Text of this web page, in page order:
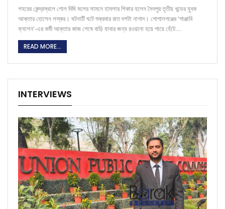
শহরের কেন্দ্রস্থলে গোল দিঘি মলের সামনে হামলার শিকার হলেন সৈদপুর তৃতীয় খন্ডের যুবক
আক্তার হোসেন লস্কর। ঘটনাটি ঘটে শুক্রবার রাত দশটা নাগাদ। গোপালগঞ্জের 'পাঞ্জাবি
ফ্যাশন'-এর কর্মী আক্তার কাজ শেষে বাড়ি যাবার জন্য রওয়ানা হয়ে পায়ে হেঁটে…
READ MORE...
INTERVIEWS